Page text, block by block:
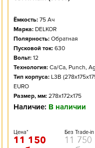
Ёмкость: 75Ач
Марка: DELKOR
Полярность: Обратная
Пусковой ток: 630
Вольт: 12
Технология: Ca/Ca, Punch,
Тип корпуса: L3B
EURO
Размер, мм: 278x172x175
Наличие: В наличии
Цена*
11 150
Без Trade-in
11 750